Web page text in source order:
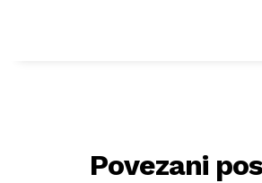
Povezani